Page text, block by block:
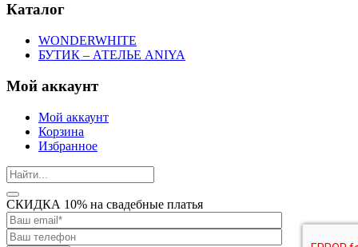
Каталог
WONDERWHITE
БУТИК – АТЕЛЬЕ ANIYA
Мой аккаунт
Мой аккаунт
Корзина
Избранное
СКИДКА 10% на свадебные платья